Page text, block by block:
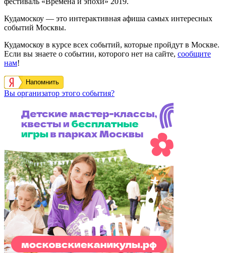
Кудамоскоу — это интерактивная афиша самых интересных
событий Москвы.
Кудамоскоу в курсе всех событий, которые пройдут в Москве.
Если вы знаете о событии, которого нет на сайте, сообщите
нам!
Напомнить
Вы организатор этого события?